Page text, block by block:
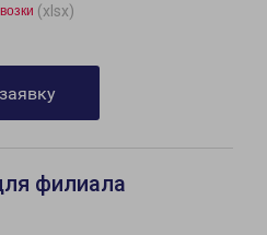
(xlsx)
филиала